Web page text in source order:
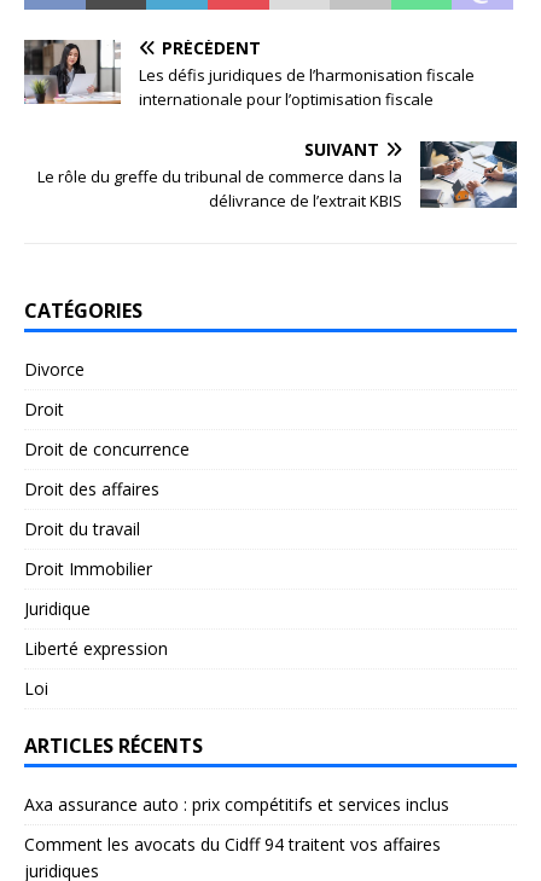
PRÉCÉDENT
Les défis juridiques de l’harmonisation fiscale
internationale pour l’optimisation fiscale
SUIVANT
Le rôle du greffe du tribunal de commerce dans la
délivrance de l’extrait KBIS
CATÉGORIES
Divorce
Droit
Droit de concurrence
Droit des affaires
Droit du travail
Droit Immobilier
Juridique
Liberté expression
Loi
ARTICLES RÉCENTS
Axa assurance auto : prix compétitifs et services inclus
Comment les avocats du Cidff 94 traitent vos affaires
juridiques